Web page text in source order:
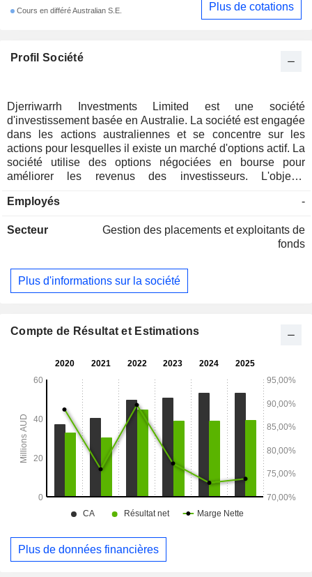
Profil Société
Djerriwarrh Investments Limited est une société
d'investissement basée en Australie. La société est engagée
dans les actions australiennes et se concentre sur les
actions pour lesquelles il existe un marché d'options actif. La
société utilise des options négociées en bourse pour
améliorer les revenus des investisseurs. L'objectif
entièrement affranchi plus élevé que celui du S&P/ASX 200
terme. L'amélioration du rendement est obtenue en
privilégiant les investissements dans des sociétés dont les
utilisant des stratégies d'options pour générer des revenus
supplémentaires. La société investit dans divers secteurs,
liquidités, les services de communication, l'immobilier,
biens de consommation de base et les technologies de
Employés -
Secteur
Gestion des placements et exploitants de
fonds
Plus d'informations sur la société
Cours en différé Australian S.E. Plus de cotations
Compte de Résultat et Estimations
Plus de données financières